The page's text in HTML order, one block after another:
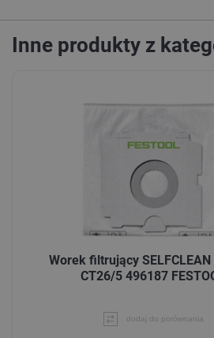
Inne produkty z
Worek filtrujący SELFCLEAN
CT26/5 496187
dodaj do porównania